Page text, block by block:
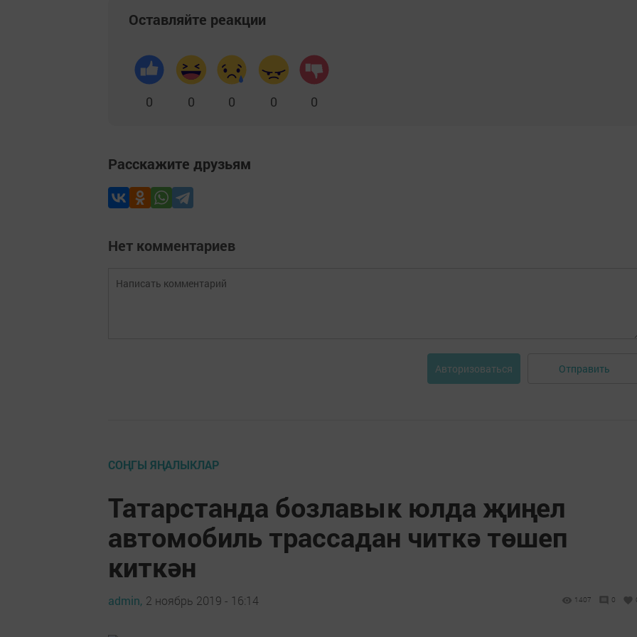
Оставляйте реакции
0 0 0 0 0
Расскажите друзьям
Нет комментариев
Авторизоваться Отправить
СОҢГЫ ЯҢАЛЫКЛАР
Татарстанда бозлавык юлда җиңел
автомобиль трассадан читкә төшеп
киткән
admin, 2 ноябрь 2019 - 16:14 1407 0